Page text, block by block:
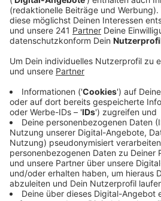
Anzeige
Die Ehrenamtlichen müssen erst
weil diese Beratung ein sensibles
dauert also eine Zeit, bis die
sind. Die für Leverkusen
16 ehrenamtliche Mitarbeitende
Über die Feiertage brauchen laut
Leverkusen vor allem Frauen
Opferberatungen.